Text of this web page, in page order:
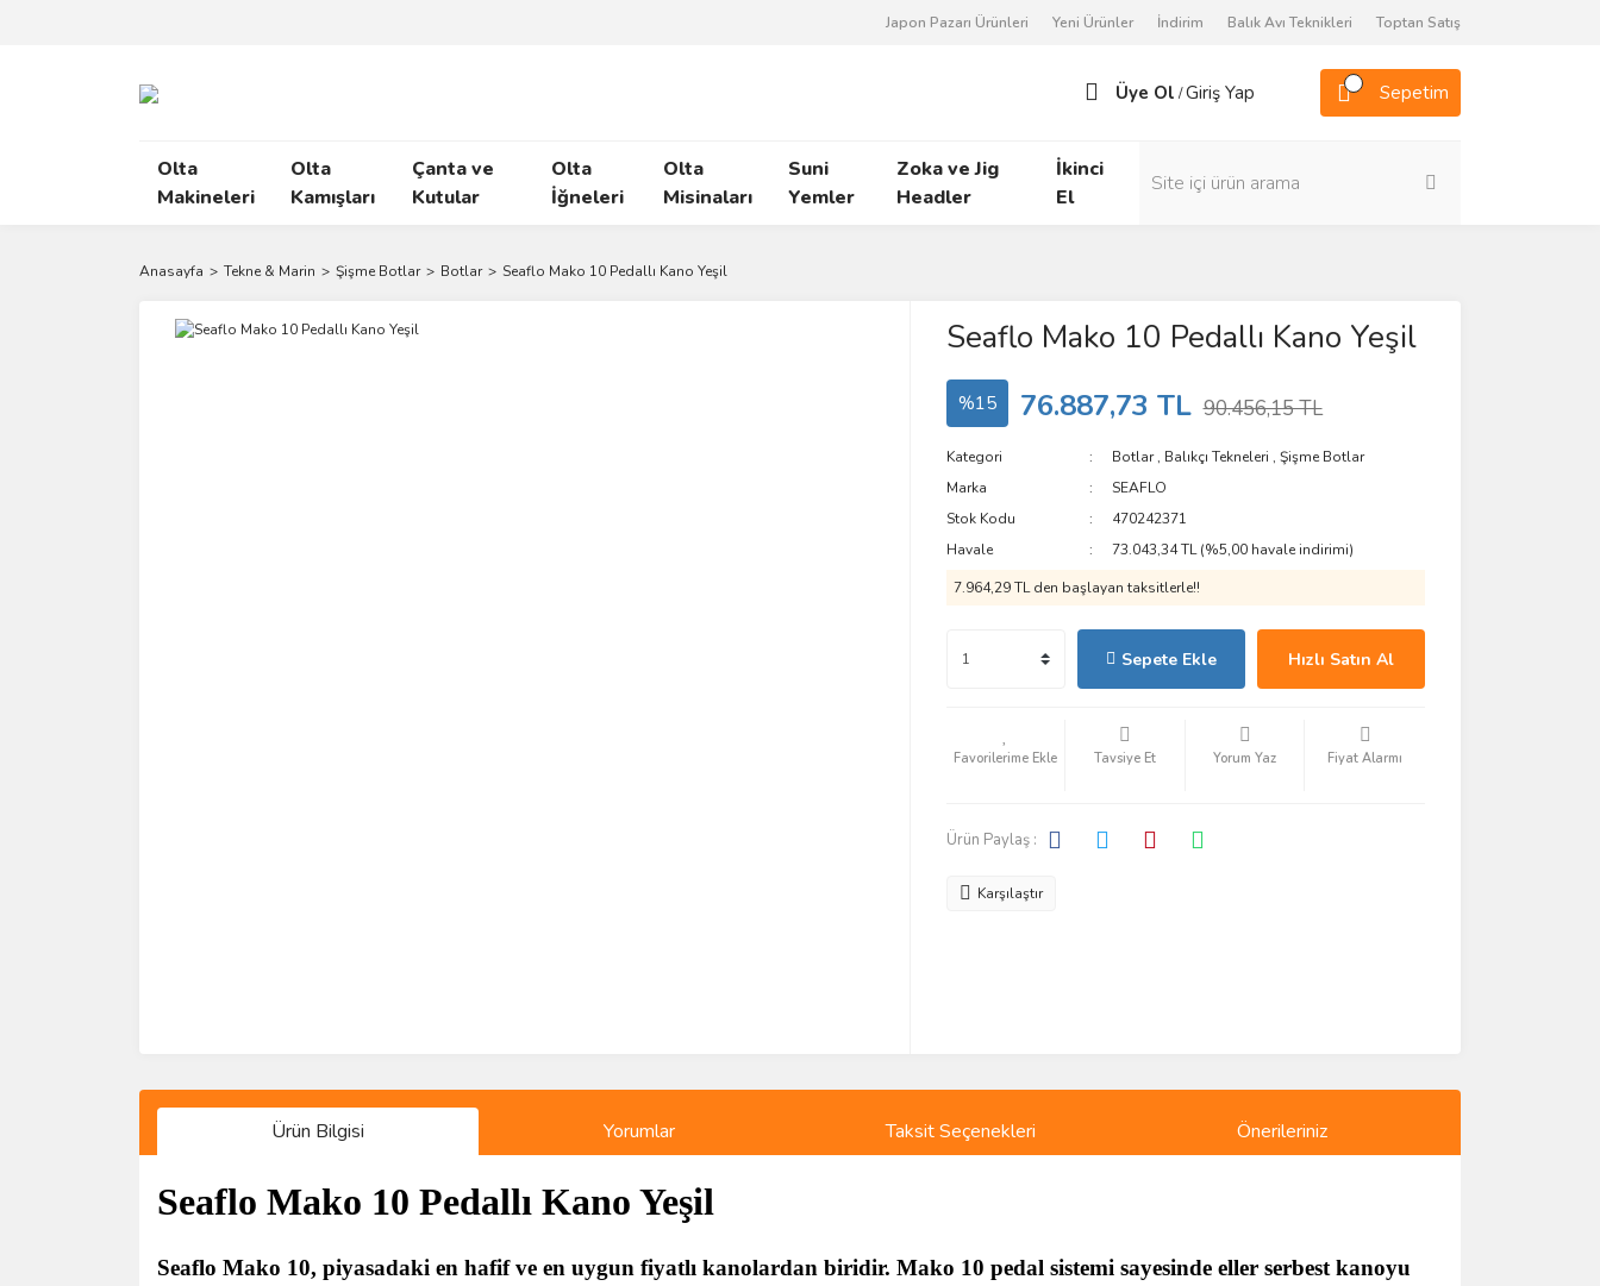
Japon Pazarı Ürünleri Yeni Ürünler İndirim Balık Avı Teknikleri Toptan Satış
Üye Ol /Giriş Yap Sepetim
Olta
Makineleri
Olta
Kamışları
Çanta ve
Kutular
Olta
İğneleri
Olta
Misinaları
Suni
Yemler
Zoka ve Jig
Headler
İkinci
El
Anasayfa Tekne & Marin Şişme Botlar Botlar Seaflo Mako 10 Pedallı Kano Yeşil
Seaflo Mako 10 Pedallı Kano Yeşil
%15 76.887,73 TL 90.456,15 TL
Kategori Botlar, Balıkçı Tekneleri ,Şişme Botlar
Marka
SEAFLO
Stok Kodu
470242371
Havale
73.043,34 TL (%5,00 havale indirimi)
7.964,29 TL den başlayan taksitlerle!!
Sepete Ekle Hızlı Satın Al
Tavsiye Et Yorum Yaz Fiyat Alarmı
Ürün Paylaş :
Karşılaştır
Ürün Bilgisi Yorumlar Taksit Seçenekleri Önerileriniz
Seaflo Mako 10 Pedallı Kano Yeşil
Seaflo Mako 10, piyasadaki en hafif ve en uygun fiyatlı kanolardan biridir. Mako 10 pedal sistemi sayesinde eller serbest kanoyu